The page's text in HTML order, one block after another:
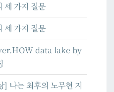
세 가지 질문
세 가지 질문
data lake by
] 나는 최후의 노무현 지